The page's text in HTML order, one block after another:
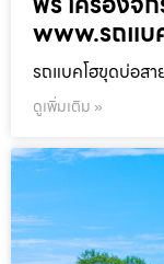
www.รถแบ
รถแบคโฮขุดบ่อสา
ดูเพิ่มเติม »